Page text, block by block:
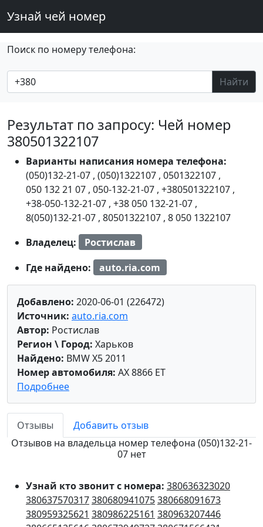
Узнай чей номер
Поиск по номеру телефона:
Найти
Результат по запросу: Чей номер
380501322107
Варианты написания номера телефона:
(050)132-21-07 , (050)1322107 , 0501322107 ,
050 132 21 07 , 050-132-21-07 , +380501322107 ,
+38-050-132-21-07 , +38 050 132-21-07 ,
8(050)132-21-07 , 80501322107 , 8 050 1322107
Владелец:
Ростислав
Где найдено:
auto.ria.com
Добавлено: 2020-06-01 (226472)
Источник: auto.ria.com
Автор: Ростислав
Регион \ Город: Харьков
Найдено: BMW X5 2011
Номер автомобиля: AX 8866 ET
Подробнее
Отзывы
Добавить отзыв
Отзывов на владельца номер телефона (050)132-21-
07 нет
Узнай кто звонит с номера: 380636323020
380637570317380680941075380668091673
380959325621 380986225161 380963207446